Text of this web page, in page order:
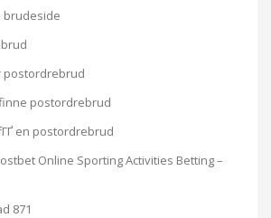
brudeside
postordrebrud
postordrebrud
en postordrebrud
Online Sporting Activities Betting –
871